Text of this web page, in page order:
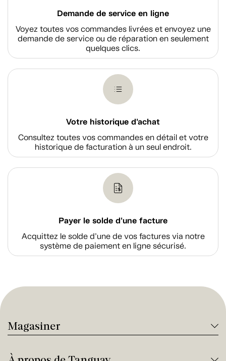
Demande de service en ligne
Voyez toutes vos commandes livrées et envoyez une
demande de service ou de réparation en seulement
quelques clics.
Votre historique d'achat
Consultez toutes vos commandes en détail et votre
historique de facturation à un seul endroit.
Payer le solde d'une facture
Acquittez le solde d’une de vos factures via notre
système de paiement en ligne sécurisé.
Magasiner